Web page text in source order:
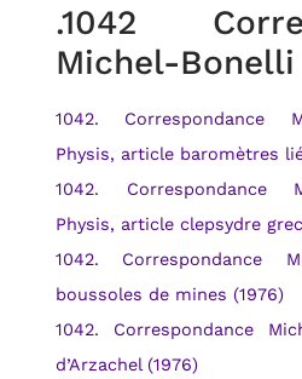
.1042
Michel-Bonelli
1042. Correspondance
Physis, article baromètres
1042. Correspondance
Physis, article clepsydre
1042. Correspondance
boussoles de mines (1976)
1042. Correspondance
d’Arzachel (1976)